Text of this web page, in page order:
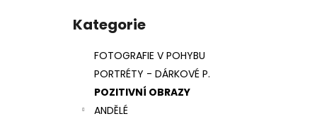
Přeskočit
kategorie
Kategorie
FOTOGRAFIE V POHYBU
PORTRÉTY - DÁRKOVÉ P.
POZITIVNÍ OBRAZY
ANDĚLÉ